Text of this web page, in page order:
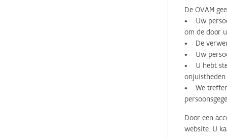
De OVAM
• Uw
om de door
• De
• Uw
• U hebt
onjuistheden
• We treffen
Door een
website. U